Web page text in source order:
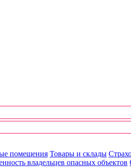
помещения Товары и склады
владельцев опасных объектов